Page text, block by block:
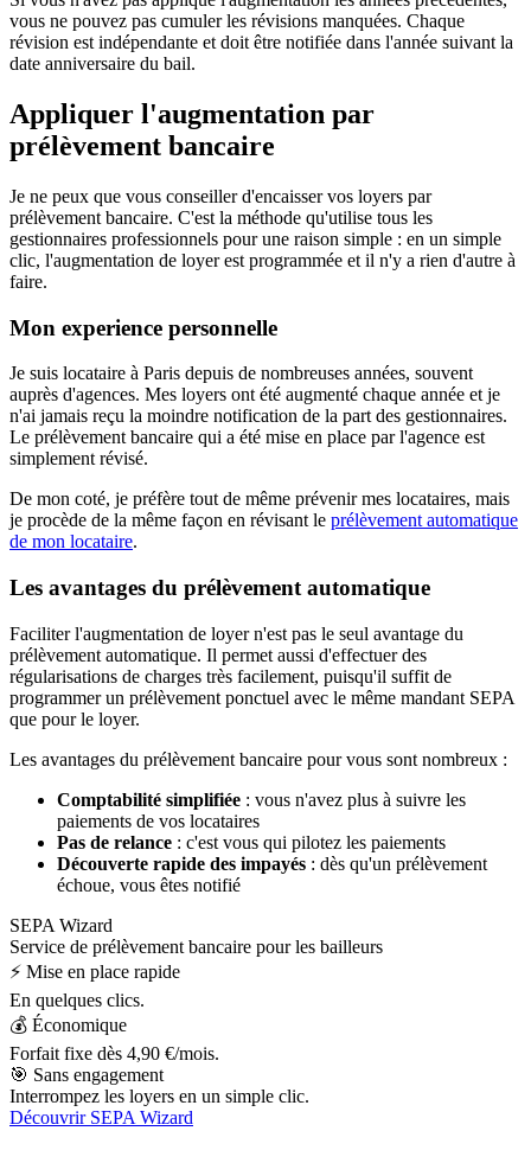
vous ne pouvez pas cumuler les révisions manquées. Chaque
révision est indépendante et doit être notifiée dans l'année suivant la
date anniversaire du bail.
Appliquer l'augmentation par
prélèvement bancaire
Je ne peux que vous conseiller d'encaisser vos loyers par
prélèvement bancaire. C'est la méthode qu'utilise tous les
gestionnaires professionnels pour une raison simple : en un simple
clic, l'augmentation de loyer est programmée et il n'y a rien d'autre à
faire.
Mon experience personnelle
Je suis locataire à Paris depuis de nombreuses années, souvent
auprès d'agences. Mes loyers ont été augmenté chaque année et je
n'ai jamais reçu la moindre notification de la part des gestionnaires.
Le prélèvement bancaire qui a été mise en place par l'agence est
simplement révisé.
De mon coté, je préfère tout de même prévenir mes locataires, mais
je procède de la même façon en révisant le prélèvement automatique
de mon locataire.
Les avantages du prélèvement automatique
Faciliter l'augmentation de loyer n'est pas le seul avantage du
prélèvement automatique. Il permet aussi d'effectuer des
régularisations de charges très facilement, puisqu'il suffit de
programmer un prélèvement ponctuel avec le même mandant SEPA
que pour le loyer.
Les avantages du prélèvement bancaire pour vous sont nombreux :
Comptabilité simplifiée : vous n'avez plus à suivre les
paiements de vos locataires
Pas de relance : c'est vous qui pilotez les paiements
Découverte rapide des impayés : dès qu'un prélèvement
échoue, vous êtes notifié
SEPA Wizard
Service de prélèvement bancaire pour les bailleurs
⚡️ Mise en place rapide
En quelques clics.
💰 Économique
Forfait fixe dès 4,90 €/mois.
🎯 Sans engagement
Interrompez les loyers en un simple clic.
Découvrir SEPA Wizard